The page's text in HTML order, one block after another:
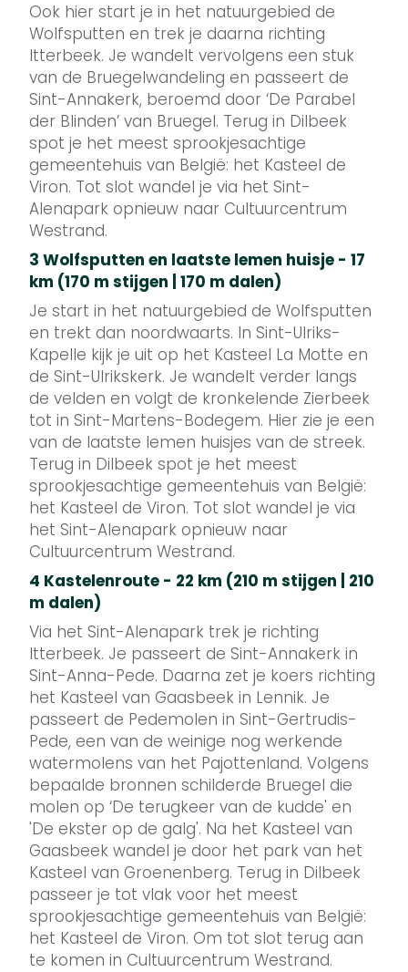
Ook hier start je in het natuurgebied de
Wolfsputten en trek je daarna richting
Itterbeek. Je wandelt vervolgens een stuk
van de Bruegelwandeling en passeert de
Sint-Annakerk, beroemd door ‘De Parabel
der Blinden’ van Bruegel. Terug in Dilbeek
spot je het meest sprookjesachtige
gemeentehuis van België: het Kasteel de
Viron. Tot slot wandel je via het Sint-
Alenapark opnieuw naar Cultuurcentrum
Westrand.
3 Wolfsputten en laatste lemen huisje - 17
km (170 m stijgen | 170 m dalen)
Je start in het natuurgebied de Wolfsputten
en trekt dan noordwaarts. In Sint-Ulriks-
Kapelle kijk je uit op het Kasteel La Motte en
de Sint-Ulrikskerk. Je wandelt verder langs
de velden en volgt de kronkelende Zierbeek
tot in Sint-Martens-Bodegem. Hier zie je een
van de laatste lemen huisjes van de streek.
Terug in Dilbeek spot je het meest
sprookjesachtige gemeentehuis van België:
het Kasteel de Viron. Tot slot wandel je via
het Sint-Alenapark opnieuw naar
Cultuurcentrum Westrand.
4 Kastelenroute - 22 km (210 m stijgen | 210
m dalen)
Via het Sint-Alenapark trek je richting
Itterbeek. Je passeert de Sint-Annakerk in
Sint-Anna-Pede. Daarna zet je koers richting
het Kasteel van Gaasbeek in Lennik. Je
passeert de Pedemolen in Sint-Gertrudis-
Pede, een van de weinige nog werkende
watermolens van het Pajottenland. Volgens
bepaalde bronnen schilderde Bruegel die
molen op ‘De terugkeer van de kudde' en
'De ekster op de galg'. Na het Kasteel van
Gaasbeek wandel je door het park van het
Kasteel van Groenenberg. Terug in Dilbeek
passeer je tot vlak voor het meest
sprookjesachtige gemeentehuis van België:
het Kasteel de Viron. Om tot slot terug aan
te komen in Cultuurcentrum Westrand.